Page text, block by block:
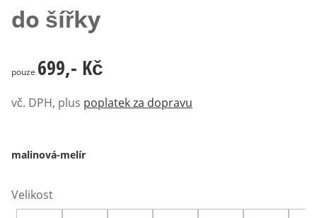
do šířky
699,- Kč
pouze 699,- Kč
vč. DPH, plus poplatek za dopravu
malinová-melír
Velikost